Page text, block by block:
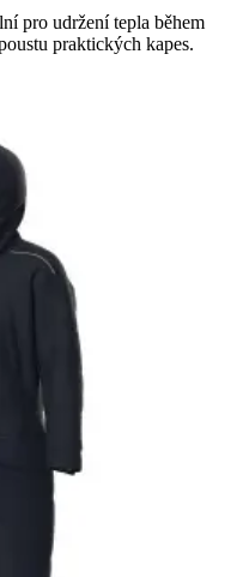
pro udržení tepla během
praktických kapes.